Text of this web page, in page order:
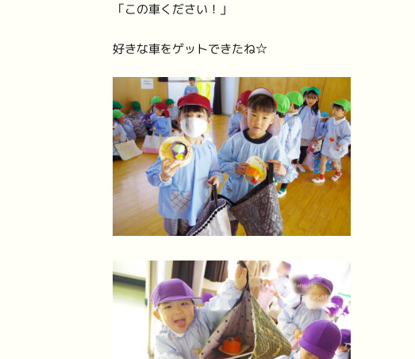
「この車ください！」
好きな車をゲットできたね☆